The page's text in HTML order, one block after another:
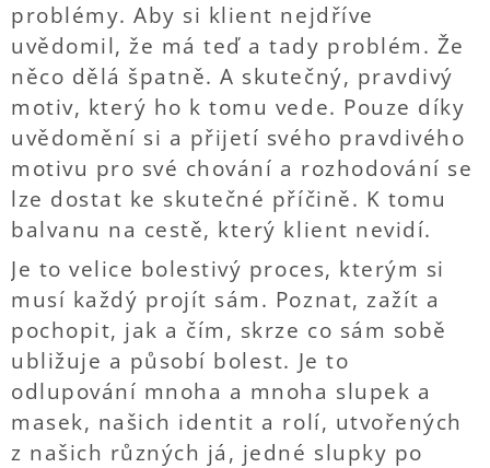
problémy. Aby si klient nejdříve
uvědomil, že má teď a tady problém. Že
něco dělá špatně. A skutečný, pravdivý
motiv, který ho k tomu vede. Pouze díky
uvědomění si a přijetí svého pravdivého
motivu pro své chování a rozhodování se
lze dostat ke skutečné příčině. K tomu
balvanu na cestě, který klient nevidí.
Je to velice bolestivý proces, kterým si
musí každý projít sám. Poznat, zažít a
pochopit, jak a čím, skrze co sám sobě
ubližuje a působí bolest. Je to
odlupování mnoha a mnoha slupek a
masek, našich identit a rolí, utvořených
z našich různých já, jedné slupky po